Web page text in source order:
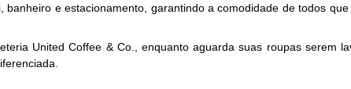
e estacionamento, garantindo a comodidade de todos que
United Coffee & Co., enquanto aguarda suas roupas serem